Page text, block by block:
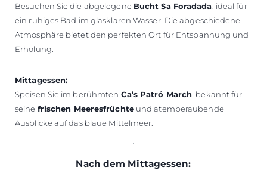
Besuchen Sie die abgelegene Bucht Sa Foradada , ideal für
ein ruhiges Bad im glasklaren Wasser. Die abgeschiedene
Atmosphäre bietet den perfekten Ort für Entspannung und
Erholung.
Mittagessen:
Speisen Sie im berühmten Ca’s Patró March , bekannt für
seine frischen Meeresfrüchteund atemberaubende
Ausblicke auf das blaue Mittelmeer.
Nach dem Mittagessen: